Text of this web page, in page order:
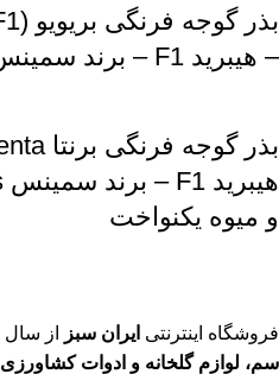
– هیبرید F1 – برند سمینس Seminis
و میوه یکنواخت
فروشگاه اینترنتی ایران سبز از سال ۱۳۹۳ در زمینه فروش انواع
سم، لوازم گلخانه و ادوات کشاورزی